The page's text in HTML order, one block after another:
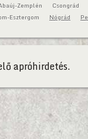
Zemplén
Csongrád
Esztergom Nógrád
apróhirdetés.